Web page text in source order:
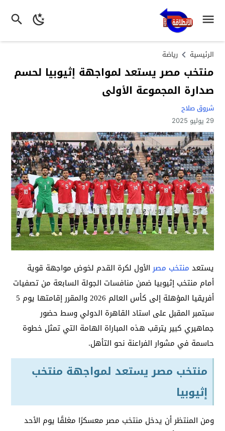
الرئيسية رياضة
منتخب مصر يستعد لمواجهة إثيوبيا لحسم
صدارة المجموعة الأولى
شروق صلاح
29 يوليو 2025
يستعد منتخب مصرالأول لكرة القدم لخوض مواجهة قوية
أمام منتخب إثيوبيا ضمن منافسات الجولة السابعة من تصفيات
أفريقيا المؤهلة إلى كأس العالم 2026 والمقرر إقامتها يوم 5
سبتمبر المقبل على استاد القاهرة الدولي وسط حضور
جماهيري كبير يترقب هذه المباراة الهامة التي تمثل خطوة
حاسمة في مشوار الفراعنة نحو التأهل.
منتخب مصر يستعد لمواجهة منتخب
إثيوبيا
ومن المنتظر أن يدخل منتخب مصر معسكرًا مغلقًا يوم الأحد